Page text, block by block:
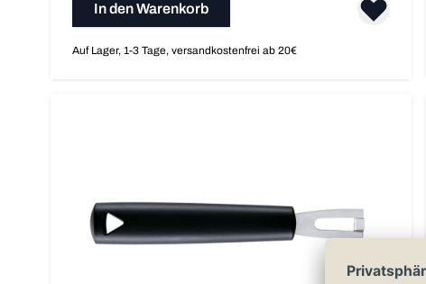
In den Warenkorb
Auf Lager, 1-3 Tage, versandkostenfrei ab 20€